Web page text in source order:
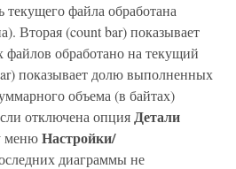
текущего файла обработана
Вторая (count bar) показывает
файлов обработано на текущий
показывает долю выполненных
объема (в байтах)
отключена опцияДетали
менюНастройки/
диаграммы не